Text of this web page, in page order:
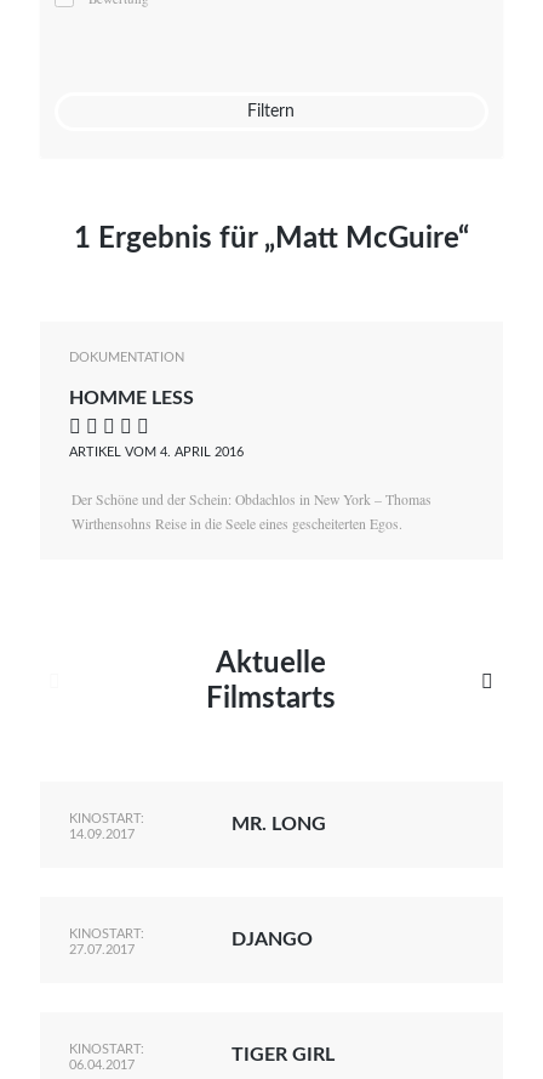
Mato von Vogelstein
Filtern
1 Ergebnis für „Matt McGuire“
DOKUMENTATION
HOMME LESS
    
ARTIKEL VOM 4. APRIL 2016
Der Schöne und der Schein: Obdachlos in New York – Thomas
Wirthensohns Reise in die Seele eines gescheiterten Egos.
Aktuelle
Filmstarts

KINOSTART:
14.09.2017
MR. LONG
KINOSTART:
27.07.2017
DJANGO
KINOSTART:
06.04.2017
TIGER GIRL